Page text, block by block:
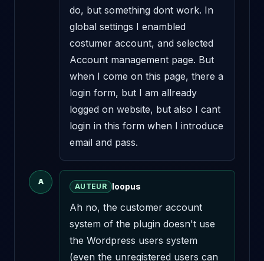
do, but something dont work. In
global settings I enambled
costumer account, and selected
Account management page. But
when I come on this page, there a
login form, but I am allready
logged on website, but also I cant
login in this form when I introduce
email and pass.
A
AUTEUR loopus
Ah no, the customer account
system of the plugin doesn't use
the Wordpress users system
(even the unregistered users can